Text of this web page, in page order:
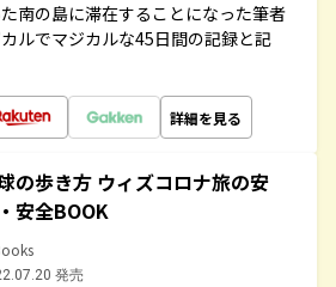
南の島に滞在することになった筆者
ルでマジカルな45日間の記録と記
詳細を見る
の歩き方 ウィズコロナ旅の安
安全BOOK
発売